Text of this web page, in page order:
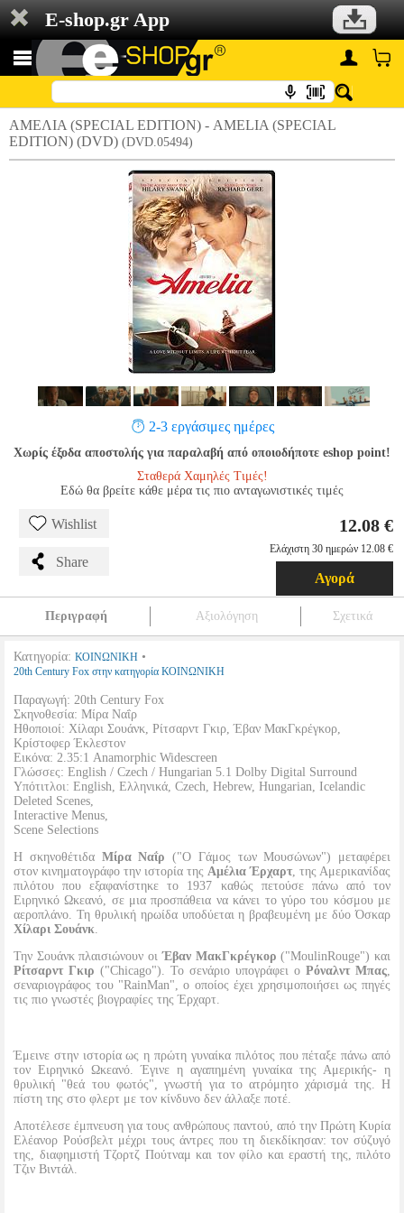
E-shop.gr App
ΑΜΕΛΙΑ (SPECIAL EDITION) - AMELIA (SPECIAL
EDITION) (DVD) (DVD.05494)
2-3 εργάσιμες ημέρες
Χωρίς έξοδα αποστολής για παραλαβή από οποιοδήποτε eshop point!
Σταθερά Χαμηλές Τιμές!
Εδώ θα βρείτε κάθε μέρα τις πιο ανταγωνιστικές τιμές
Wishlist
Share
12.08 €
Ελάχιστη 30 ημερών 12.08 €
Αγορά
Περιγραφή Αξιολόγηση Σχετικά
Κατηγορία: ΚΟΙΝΩΝΙΚΗ •
20th Century Fox στην κατηγορία ΚΟΙΝΩΝΙΚΗ
Παραγωγή: 20th Century Fox
Σκηνοθεσία: Μίρα Ναΐρ
Ηθοποιοί: Χίλαρι Σουάνκ, Ρίτσαρντ Γκιρ, Έβαν ΜακΓκρέγκορ,
Κρίστοφερ Έκλεστον
Εικόνα: 2.35:1 Anamorphic Widescreen
Γλώσσες: English / Czech / Hungarian 5.1 Dolby Digital Surround
Υπότιτλοι: English, Ελληνικά, Czech, Hebrew, Hungarian, Icelandic
Deleted Scenes,
Interactive Menus,
Scene Selections
Η σκηνοθέτιδα Μίρα Ναΐρ ("Ο Γάμος των Μουσώνων") μεταφέρει
στον κινηματογράφο την ιστορία της Αμέλια Έρχαρτ, της Αμερικανίδας
πιλότου που εξαφανίστηκε το 1937 καθώς πετούσε πάνω από τον
Ειρηνικό Ωκεανό, σε μια προσπάθεια να κάνει το γύρο του κόσμου με
αεροπλάνο. Τη θρυλική ηρωίδα υποδύεται η βραβευμένη με δύο Όσκαρ
Χίλαρι Σουάνκ.
Την Σουάνκ πλαισιώνουν οιΈβαν ΜακΓκρέγκορ ("MoulinRouge") και
Ρίτσαρντ Γκιρ ("Chicago"). Το σενάριο υπογράφει ο Ρόναλντ Μπας,
σεναριογράφος του "RainMan", ο οποίος έχει χρησιμοποιήσει ως πηγές
τις πιο γνωστές βιογραφίες της Έρχαρτ.
Έμεινε στην ιστορία ως η πρώτη γυναίκα πιλότος που πέταξε πάνω από
τον Ειρηνικό Ωκεανό. Έγινε η αγαπημένη γυναίκα της Αμερικής- η
θρυλική "θεά του φωτός", γνωστή για το ατρόμητο χάρισμά της. Η
πίστη της στο φλερτ με τον κίνδυνο δεν άλλαξε ποτέ.
Αποτέλεσε έμπνευση για τους ανθρώπους παντού, από την Πρώτη Κυρία
Ελέανορ Ρούσβελτ μέχρι τους άντρες που τη διεκδίκησαν: τον σύζυγό
της, διαφημιστή Τζορτζ Πούτναμ και τον φίλο και εραστή της, πιλότο
Τζιν Βιντάλ.